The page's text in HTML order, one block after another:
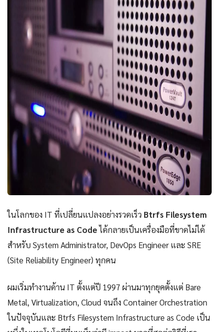
ในโลกของ IT ที่เปลี่ยนแปลงอย่างรวดเร็ว Btrfs Filesystem
Infrastructure as Codeได้กลายเป็นเครื่องมือที่ขาดไม่ได้
สำหรับ System Administrator, DevOps Engineer และ SRE
(Site Reliability Engineer) ทุกคน
ผมเริ่มทำงานด้าน IT ตั้งแต่ปี 1997 ผ่านมาทุกยุคตั้งแต่ Bare
Metal, Virtualization, Cloud จนถึง Container Orchestration
ในปัจจุบันและ Btrfs Filesystem Infrastructure as Code เป็น